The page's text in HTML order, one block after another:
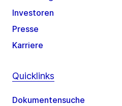
Investoren
Presse
Karriere
Quicklinks
Dokumentensuche